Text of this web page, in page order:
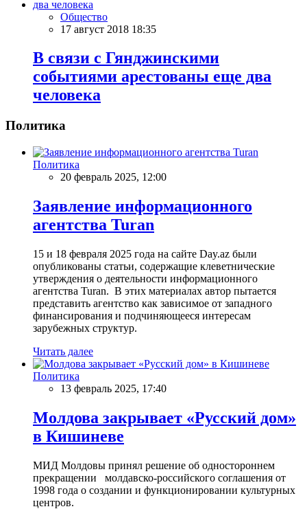
Общество
17 август 2018 18:35
В связи с Гянджинскими
событиями арестованы еще два
человека
Политика
Политика
20 февраль 2025, 12:00
Заявление информационного
агентства Turan
15 и 18 февраля 2025 года на сайте Day.az были
опубликованы статьи, содержащие клеветнические
утверждения о деятельности информационного
агентства Turan. В этих материалах автор пытается
представить агентство как зависимое от западного
финансирования и подчиняющееся интересам
зарубежных структур.
Читать далее
Политика
13 февраль 2025, 17:40
Молдова закрывает «Русский дом»
в Кишиневе
МИД Молдовы принял решение об одностороннем
прекращении молдавско-российского соглашения от
1998 года о создании и функционировании культурных
центров.